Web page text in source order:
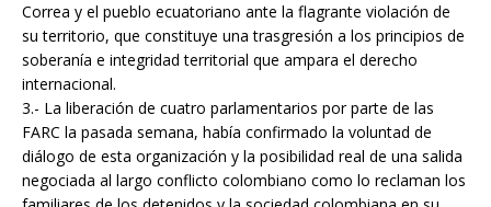
Correa y el pueblo ecuatoriano ante la flagrante violación de
su territorio, que constituye una trasgresión a los principios de
soberanía e integridad territorial que ampara el derecho
internacional.
3.- La liberación de cuatro parlamentarios por parte de las
FARC la pasada semana, había confirmado la voluntad de
diálogo de esta organización y la posibilidad real de una salida
negociada al largo conflicto colombiano como lo reclaman los